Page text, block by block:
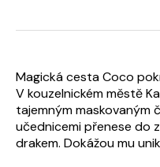
Magická cesta Coco
V kouzelnickém městě
tajemným maskovaným
učednicemi přenese do
drakem. Dokážou mu